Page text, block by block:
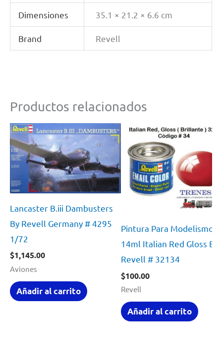
Dimensiones 35.1 × 21.2 × 6.6 cm
Brand Revell
Productos relacionados
Lancaster B.iii Dambusters
By Revell Germany # 4295
1/72
$1,145.00
Aviones
Añadir al carrito
Pintura Para Modelismo
14ml Italian Red Gloss By
Revell # 32134
$100.00
Revell
Añadir al carrito